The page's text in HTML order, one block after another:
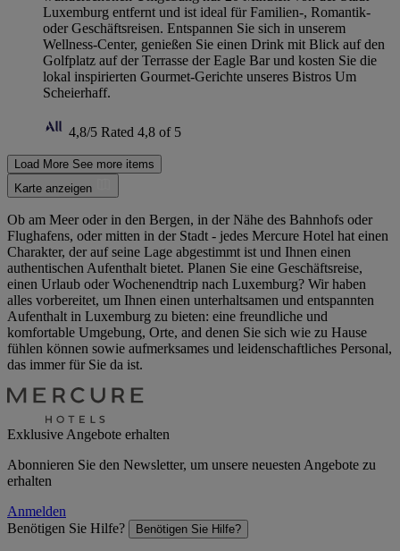
Luxemburg entfernt und ist ideal für Familien-, Romantik-
oder Geschäftsreisen. Entspannen Sie sich in unserem
Wellness-Center, genießen Sie einen Drink mit Blick auf den
Golfplatz auf der Terrasse der Eagle Bar und kosten Sie die
lokal inspirierten Gourmet-Gerichte unseres Bistros Um
Scheierhaff.
4,8/5 Rated 4,8 of 5
Load More See more items
Karte anzeigen
Ob am Meer oder in den Bergen, in der Nähe des Bahnhofs oder
Flughafens, oder mitten in der Stadt - jedes Mercure Hotel hat einen
Charakter, der auf seine Lage abgestimmt ist und Ihnen einen
authentischen Aufenthalt bietet. Planen Sie eine Geschäftsreise,
einen Urlaub oder Wochenendtrip nach Luxemburg? Wir haben
alles vorbereitet, um Ihnen einen unterhaltsamen und entspannten
Aufenthalt in Luxemburg zu bieten: eine freundliche und
komfortable Umgebung, Orte, and denen Sie sich wie zu Hause
fühlen können sowie aufmerksames und leidenschaftliches Personal,
das immer für Sie da ist.
Exklusive Angebote erhalten
Abonnieren Sie den Newsletter, um unsere neuesten Angebote zu
erhalten
Anmelden
Benötigen Sie Hilfe?
Benötigen Sie Hilfe?